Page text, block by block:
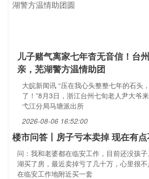
儿子赌气离家七年杳无音信！台
亲，芜湖警方温情助团
大皖新闻讯 “压在我心头整整七年的石头
了！”8月3日，浙江台州七旬老人尹大爷
弋江分局马塘派出所
2026-08-06 16:52:00
楼市问答丨房子亏本卖掉 现在有
问：我和老婆都在临安工作，目前还没孩
湖买了房，最近卖掉亏了几十万，心里很
在临安工作地附近买一套